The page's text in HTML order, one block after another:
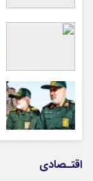
اقتـصادی